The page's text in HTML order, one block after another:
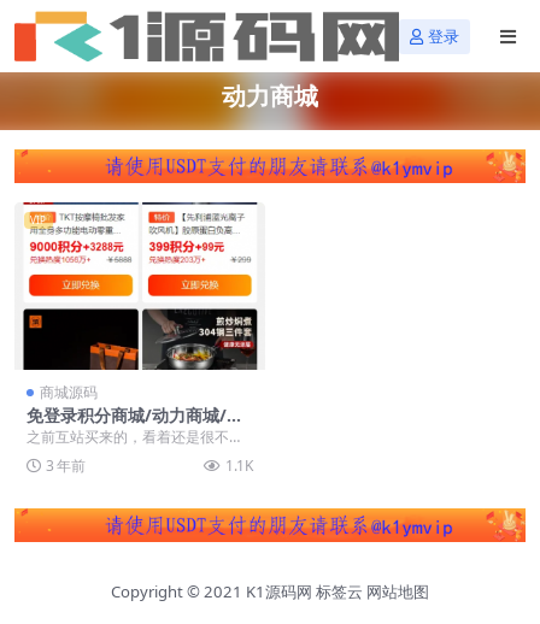
登录
动力商城
VIP
商城源码
免登录积分商城/动力商城/兑
换商城
之前互站买来的，看着还是很不错
的，不需要注册登录的商城，东西
完整。UI也挺漂亮，...
3 年前 1.1K
Copyright © 2021 K1源码网 标签云 网站地图